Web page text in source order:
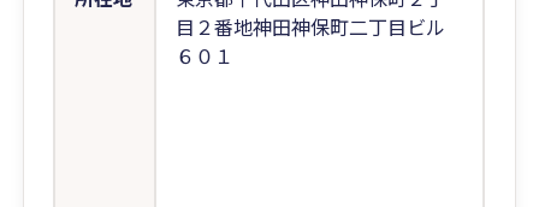
目２番地神田神保町二丁目ビル
６０１